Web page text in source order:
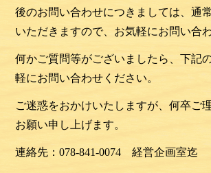
後のお問い合わせにつきましては、通
いただきますので、お気軽にお問い合
何かご質問等がございましたら、下記
軽にお問い合わせください。
ご迷惑をおかけいたしますが、何卒ご
お願い申し上げます。
連絡先：078-841-0074 経営企画室迄